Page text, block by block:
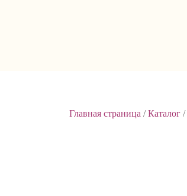
Главная страница /Каталог /